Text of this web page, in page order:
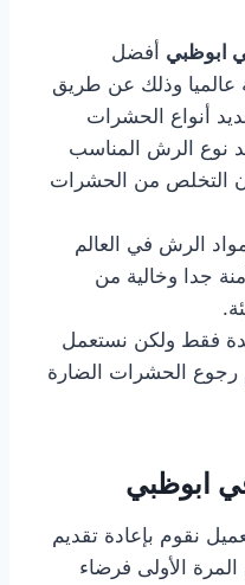
ابوظبي أفضل
عالميا وذلك عن طريق
أنواع الحشرات
نوع الرش المناسب
التخلص من الحشرات
الرش في العالم
جدا وخالية من
فقط ولكن نستعمل
رجوع الحشرات الضارة
ابوظبي
نقوم بإعادة تقديم
الأولى فرضاء